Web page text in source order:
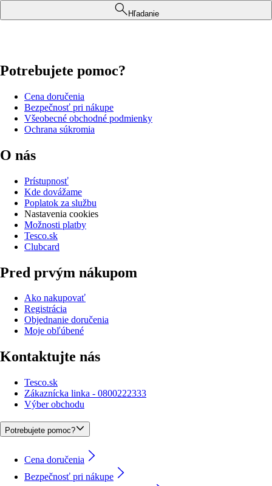
Hľadanie
Potrebujete pomoc?
Cena doručenia
Bezpečnosť pri nákupe
Všeobecné obchodné podmienky
Ochrana súkromia
O nás
Prístupnosť
Kde dovážame
Poplatok za službu
Nastavenia cookies
Možnosti platby
Tesco.sk
Clubcard
Pred prvým nákupom
Ako nakupovať
Registrácia
Objednanie doručenia
Moje obľúbené
Kontaktujte nás
Tesco.sk
Zákaznícka linka - 0800222333
Výber obchodu
Potrebujete pomoc?
Cena doručenia
Bezpečnosť pri nákupe